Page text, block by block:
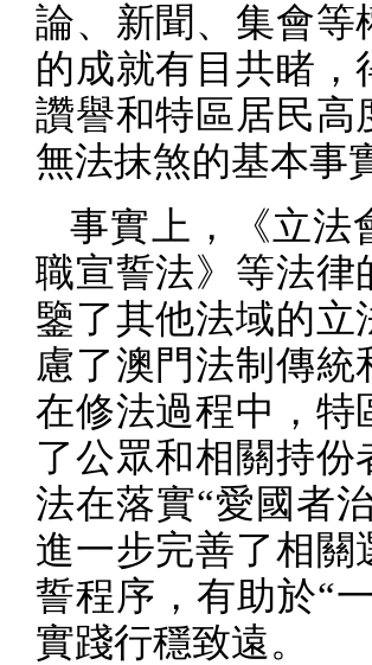
論、新聞、集會等
的成就有目共睹，
讚譽和特區居民高
無法抹煞的基本事
事實上，《立法
職宣誓法》等法律
鑒了其他法域的立
慮了澳門法制傳
在修法過程中，特
了公眾和相關持份
法在落實“愛國者
進一步完善了相關
誓程序，有助於“
實踐行穩致遠。